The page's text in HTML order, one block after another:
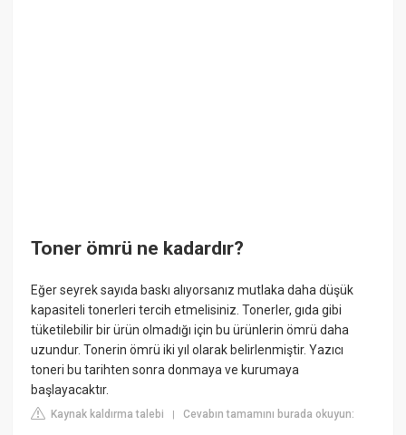
Toner ömrü ne kadardır?
Eğer seyrek sayıda baskı alıyorsanız mutlaka daha düşük
kapasiteli tonerleri tercih etmelisiniz. Tonerler, gıda gibi
tüketilebilir bir ürün olmadığı için bu ürünlerin ömrü daha
uzundur. Tonerin ömrü iki yıl olarak belirlenmiştir. Yazıcı
toneri bu tarihten sonra donmaya ve kurumaya
başlayacaktır.
Kaynak kaldırma talebi |Cevabın tamamını burada okuyun: